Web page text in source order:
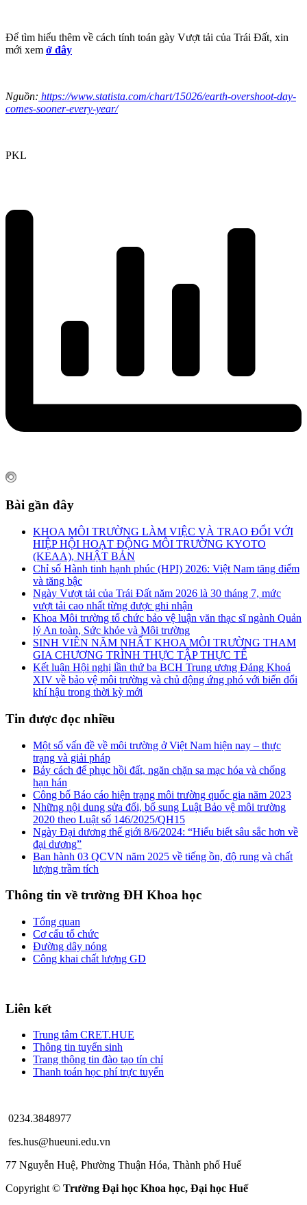
Để tìm hiểu thêm về cách tính toán gày Vượt tải của Trái Đất, xin
mới xem ở đây
Nguồn: https://www.statista.com/chart/15026/earth-overshoot-day-
comes-sooner-every-year/
PKL
Bài gần đây
KHOA MÔI TRƯỜNG LÀM VIỆC VÀ TRAO ĐỔI VỚI
HIỆP HỘI HOẠT ĐỘNG MÔI TRƯỜNG KYOTO
(KEAA), NHẬT BẢN
Chỉ số Hành tinh hạnh phúc (HPI) 2026: Việt Nam tăng điểm
và tăng bậc
Ngày Vượt tải của Trái Đất năm 2026 là 30 tháng 7, mức
vượt tải cao nhất từng được ghi nhận
Khoa Môi trường tổ chức bảo vệ luận văn thạc sĩ ngành Quản
lý An toàn, Sức khỏe và Môi trường
SINH VIÊN NĂM NHẤT KHOA MÔI TRƯỜNG THAM
GIA CHƯƠNG TRÌNH THỰC TẬP THỰC TẾ
Kết luận Hội nghị lần thứ ba BCH Trung ương Đảng Khoá
XIV về bảo vệ môi trường và chủ động ứng phó với biến đổi
khí hậu trong thời kỳ mới
Tin được đọc nhiều
Một số vấn đề về môi trường ở Việt Nam hiện nay – thực
trạng và giải pháp
Bảy cách để phục hồi đất, ngăn chặn sa mạc hóa và chống
hạn hán
Công bố Báo cáo hiện trạng môi trường quốc gia năm 2023
Những nội dung sửa đổi, bổ sung Luật Bảo vệ môi trường
2020 theo Luật số 146/2025/QH15
Ngày Đại dương thế giới 8/6/2024: “Hiểu biết sâu sắc hơn về
đại dương”
Ban hành 03 QCVN năm 2025 về tiếng ồn, độ rung và chất
lượng trầm tích
Thông tin về trường ĐH Khoa học
Tổng quan
Cơ cấu tổ chức
Đường dây nóng
Công khai chất lượng GD
Liên kết
Trung tâm CRET.HUE
Thông tin tuyển sinh
Trang thông tin đào tạo tín chỉ
Thanh toán học phí trực tuyến
0234.3848977
fes.hus@hueuni.edu.vn
77 Nguyễn Huệ, Phường Thuận Hóa, Thành phố Huế
Copyright © Trường Đại học Khoa học, Đại học Huế